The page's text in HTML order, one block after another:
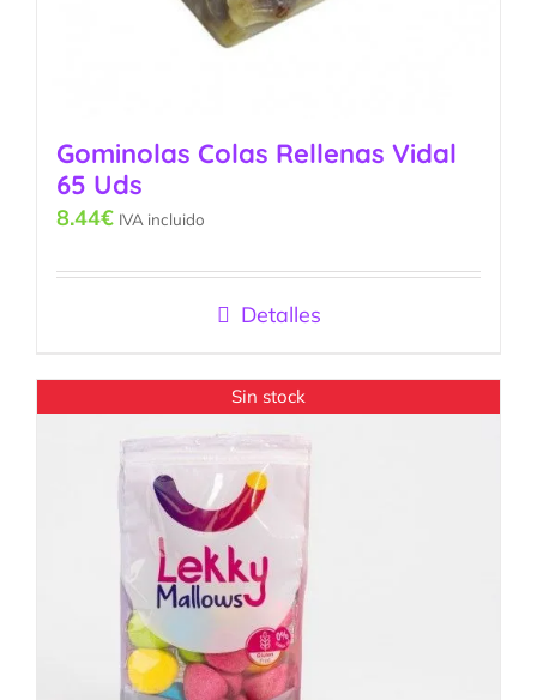
Gominolas Colas Rellenas Vidal
65 Uds
8.44€ IVA incluido
Detalles
Sin stock